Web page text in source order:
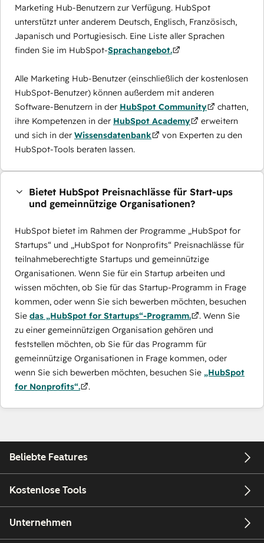
Marketing Hub-Benutzern zur Verfügung. HubSpot
unterstützt unter anderem Deutsch, Englisch, Französisch,
Japanisch und Portugiesisch. Eine Liste aller Sprachen
finden Sie im HubSpot-Sprachangebot.
Alle Marketing Hub-Benutzer (einschließlich der kostenlosen
HubSpot-Benutzer) können außerdem mit anderen
Software-Benutzern in der HubSpot Community
chatten,
ihre Kompetenzen in der HubSpot Academy
erweitern
und sich in der Wissensdatenbank
von Experten zu den
HubSpot-Tools beraten lassen.
Bietet HubSpot Preisnachlässe für Start-ups
und gemeinnützige Organisationen?
HubSpot bietet im Rahmen der Programme „HubSpot for
Startups“ und „HubSpot for Nonprofits“ Preisnachlässe für
teilnahmeberechtigte Startups und gemeinnützige
Organisationen. Wenn Sie für ein Startup arbeiten und
wissen möchten, ob Sie für das Startup-Programm in Frage
kommen, oder wenn Sie sich bewerben möchten, besuchen
Sie das „HubSpot for Startups“-Programm.
. Wenn Sie
zu einer gemeinnützigen Organisation gehören und
feststellen möchten, ob Sie für das Programm für
gemeinnützige Organisationen in Frage kommen, oder
wenn Sie sich bewerben möchten, besuchen Sie „HubSpot
for Nonprofits“.
.
Beliebte Features
Kostenlose Tools
Unternehmen